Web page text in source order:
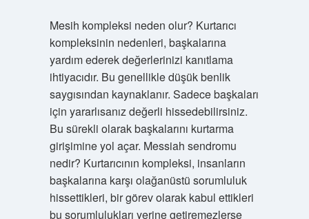
Mesih kompleksi neden olur? Kurtarıcı
kompleksinin nedenleri, başkalarına
yardım ederek değerlerinizi kanıtlama
ihtiyacıdır. Bu genellikle düşük benlik
saygısından kaynaklanır. Sadece başkaları
için yararlısanız değerli hissedebilirsiniz.
Bu sürekli olarak başkalarını kurtarma
girişimine yol açar. Messiah sendromu
nedir? Kurtarıcının kompleksi, insanların
başkalarına karşı olağanüstü sorumluluk
hissettikleri, bir görev olarak kabul ettikleri
bu sorumlulukları yerine getiremezlerse